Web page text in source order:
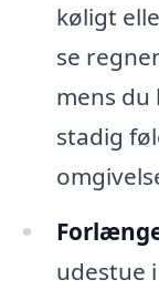
køligt
se
mens
stadig
udestue